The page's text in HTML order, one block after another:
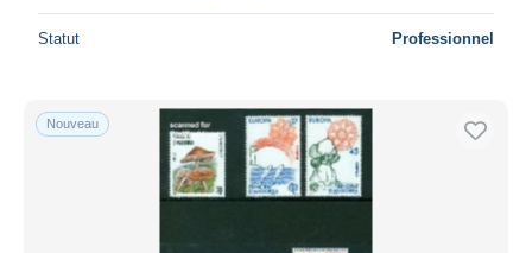
Statut Professionnel
Nouveau